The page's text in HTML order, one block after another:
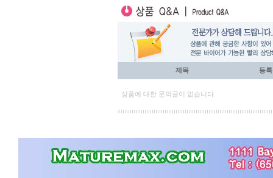
제목 등
상품에 대한 문의글이 없습니다.